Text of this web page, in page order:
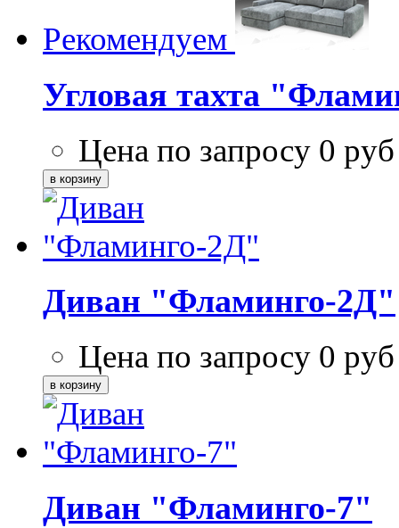
Рекомендуем
Угловая тахта
Цена по запросу 0 руб
Диван "Фламинго-2Д"
Цена по запросу 0 руб
Диван "Фламинго-7"